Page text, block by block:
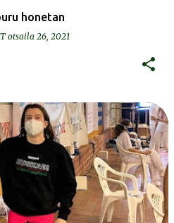
honetan
otsaila 26, 2021